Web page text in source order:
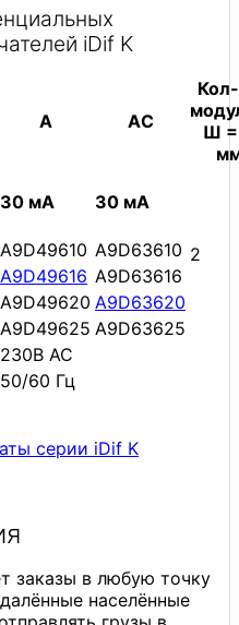
iDif K
A АC
Ш
30 мА 30 мА
2
A9D49610 A9D63610
A9D49616 A9D63616
A9D49620 A9D63620
A9D49625 A9D63625
230В AC
50/60 Гц
серии iDif K